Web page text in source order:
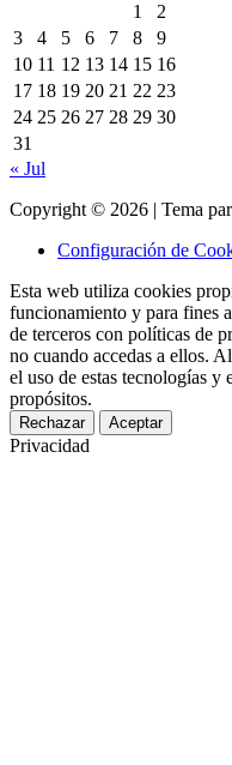
1
2
3
4 5 6 7 8
9
10 11 12 13 14 15 16
17 18 19 20 21 22 23
24 25 26 27 28 29 30
31
« Jul
Copyright © 2026 | Tema
Configuración de
Esta web utiliza cookies
funcionamiento y para fines
de terceros con políticas de
no cuando accedas a ellos.
el uso de estas tecnologías y
propósitos.
Rechazar Aceptar
Privacidad